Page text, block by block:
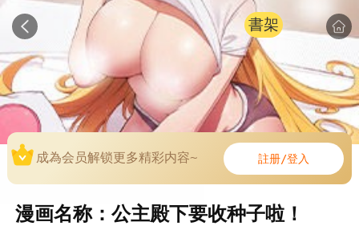
書架
成為会员解锁更多精彩内容~ 註册/登入
漫画名称：公主殿下要收种子啦！